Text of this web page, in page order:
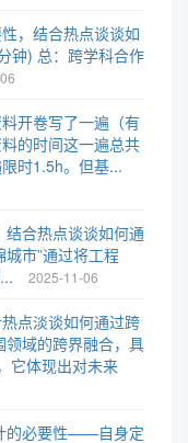
，结合热点谈谈如
钟) 总：跨学科合作
开卷写了一遍（有
的时间这一遍总共
时1.5h。但基...
合热点谈谈如何通
城市”通过将工程
2025-11-06
点淡谈如何通过跨
域的跨界融合，具
它体现出对未来
的必要性——自身定